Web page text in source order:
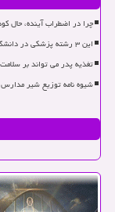
چرا در اضطراب آینده، حال
این ۳ رشته پزشکی در دانشگاه ها مشتری ندارد!
تغذیه پدر می تواند بر سلامت
شیوه نامه توزیع شیر مدارس